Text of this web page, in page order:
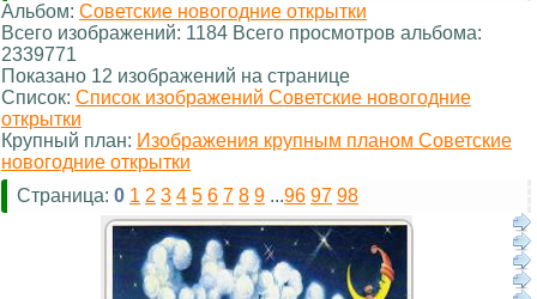
Альбом: Советские новогодние открытки
Всего изображений: 1184 Всего просмотров альбома:
2339771
Показано 12 изображений на странице
Список: Список изображений Советские новогодние
открытки
Крупный план: Изображения крупным планом Советские
новогодние открытки
Страница: 0 1 2 3 4 5 6 7 8 9 ...96 97 98